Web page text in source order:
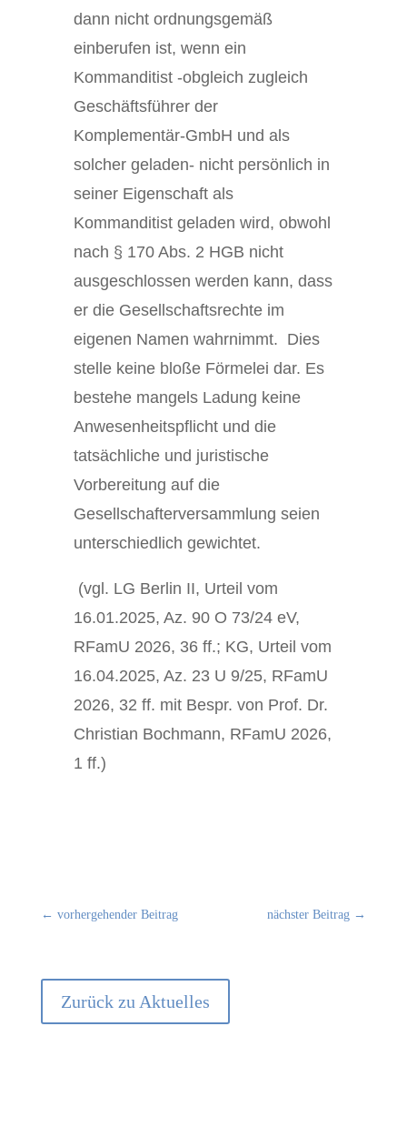
dann nicht ordnungsgemäß
einberufen ist, wenn ein
Kommanditist ­-obgleich zugleich
Geschäftsführer der
Komplementär-GmbH und als
solcher geladen- nicht persönlich in
seiner Eigenschaft als
Kommanditist geladen wird, obwohl
nach § 170 Abs. 2 HGB nicht
ausgeschlossen werden kann, dass
er die Gesellschaftsrechte im
eigenen Namen wahrnimmt. Dies
stelle keine bloße Förmelei dar. Es
bestehe mangels Ladung keine
Anwesenheitspflicht und die
tatsächliche und juristische
Vorbereitung auf die
Gesellschafterversammlung seien
unterschiedlich gewichtet.
(vgl. LG Berlin II, Urteil vom
16.01.2025, Az. 90 O 73/24 eV,
RFamU 2026, 36 ff.; KG, Urteil vom
16.04.2025, Az. 23 U 9/25, RFamU
2026, 32 ff. mit Bespr. von Prof. Dr.
Christian Bochmann, RFamU 2026,
1 ff.)
← vorhergehender Beitrag nächster Beitrag →
Zurück zu Aktuelles